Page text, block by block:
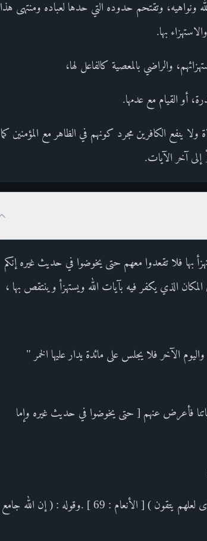
ونواهيه، وتقتحم حدوده التي حدها لعباده ومنتهى هذا
بها.
والراضي بالمعصية كالفاعل لها،
أو القيام مع عدمها.
ولا ينفع الكافرين مجرد كونهم في الظاهر مع المؤمنين كما
إلى آخر الآيات.
بها فلا تقعدوا معهم حتى يخوضوا في حديث غيره إنكم
الذي يكفر فيه بآيات الله ويستهزأ وينتقص بها ،
الآخر فلا يجلس على مائدة يدار عليها الخمر "
فأعرض عنهم [ حتى يخوضوا في حديث غيره وإما
( إنكم إذا مثلهم ) لقوله ( وما على الذين يتقون من حسابهم من شيء ولكن ذكرى لعلهم يتقون ) [ الأنعام : 69 ] .وقوله : ( إن الله جامع